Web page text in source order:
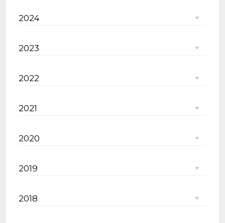
2024
2023
2022
2021
2020
2019
2018